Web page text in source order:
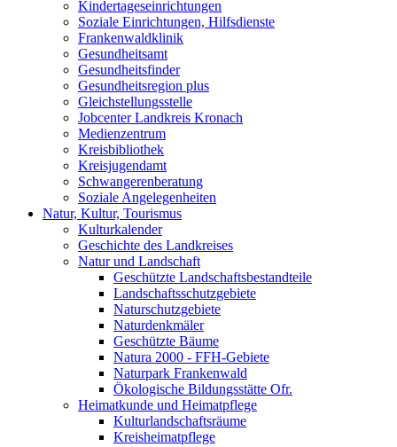
Kindertageseinrichtungen
Soziale Einrichtungen, Hilfsdienste
Frankenwaldklinik
Gesundheitsamt
Gesundheitsfinder
Gesundheitsregion plus
Gleichstellungsstelle
Jobcenter Landkreis Kronach
Medienzentrum
Kreisbibliothek
Kreisjugendamt
Schwangerenberatung
Soziale Angelegenheiten
Natur, Kultur, Tourismus
Kulturkalender
Geschichte des Landkreises
Natur und Landschaft
Geschützte Landschaftsbestandteile
Landschaftsschutzgebiete
Naturschutzgebiete
Naturdenkmäler
Geschützte Bäume
Natura 2000 - FFH-Gebiete
Naturpark Frankenwald
Ökologische Bildungsstätte Ofr.
Heimatkunde und Heimatpflege
Kulturlandschaftsräume
Kreisheimatpflege